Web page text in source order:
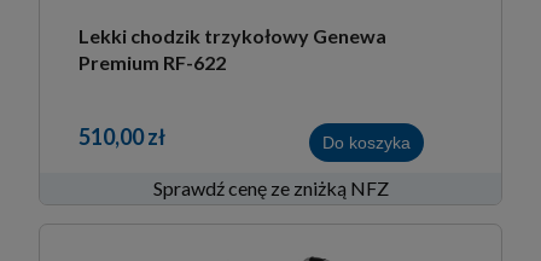
Lekki chodzik trzykołowy Genewa
Premium RF-622
510,00 zł Do koszyka
Sprawdź cenę ze zniżką NFZ